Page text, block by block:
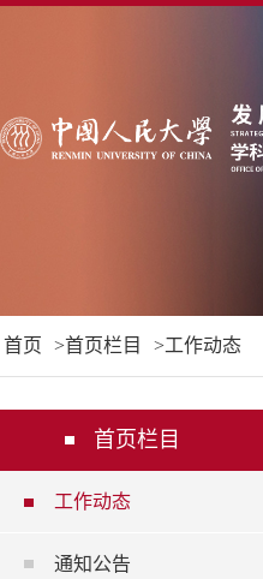
首页 首页栏目 工作动态
首页栏目
工作动态
通知公告